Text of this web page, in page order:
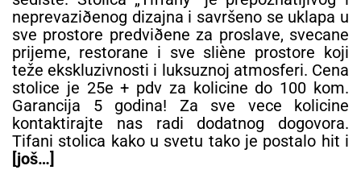
neprevaziðenog dizajna i savršeno se uklapa u
sve prostore predviðene za proslave, svecane
prijeme, restorane i sve sliène prostore koji
teže ekskluzivnosti i luksuznoj atmosferi. Cena
stolice je 25e + pdv za kolicine do 100 kom.
Garancija 5 godina! Za sve vece kolicine
kontaktirajte nas radi dodatnog dogovora.
Tifani stolica kako u svetu tako je postalo hit i
[još…]